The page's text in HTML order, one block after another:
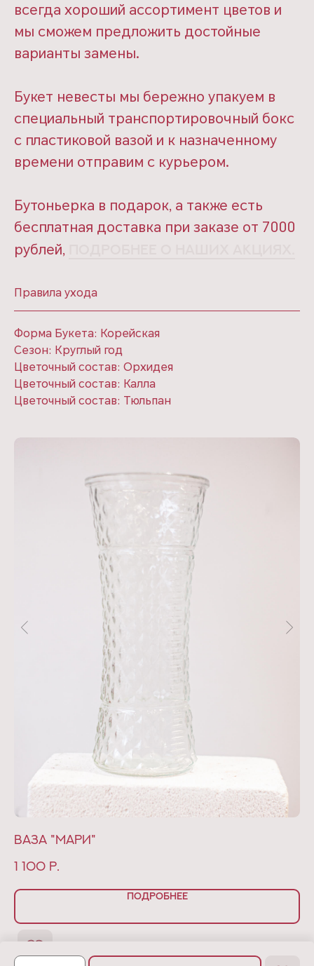
всегда хороший ассортимент цветов и
мы сможем предложить достойные
варианты замены.
Букет невесты мы бережно упакуем в
специальный транспортировочный бокс
с пластиковой вазой и к назначенному
времени отправим с курьером.
Бутоньерка в подарок, а также есть
бесплатная доставка при заказе от 7000
рублей,
Правила ухода
Форма Букета: Корейская
Сезон: Круглый год
Цветочный состав: Орхидея
Цветочный состав: Калла
Цветочный состав: Тюльпан
Ваза "Мари"
1 100 р.
ПОДРОБНЕЕ